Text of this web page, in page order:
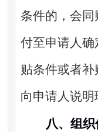
条件的，会
付至申请人
贴条件或者
向申请人说明
八、组